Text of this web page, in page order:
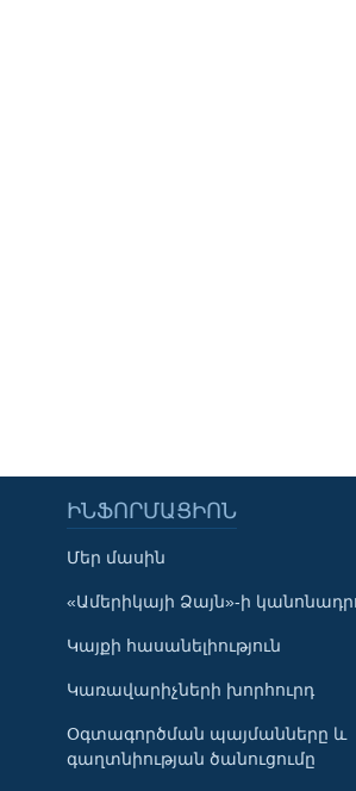
Learning English
ՀԵՏԵՒԵՔ ՄԵԶ
Լեզուներ
ԻՆՖՈՐՄԱՑԻՈՆ
Մեր մասին
«Ամերիկայի Ձայն»-ի
Կայքի հասանելիություն
Կառավարիչների խորհուրդ
Օգտագործման պայմանները և
գաղտնիության ծանուցումը